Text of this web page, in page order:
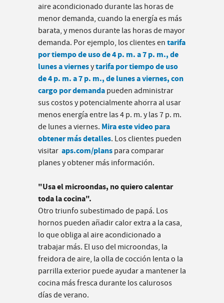
aire acondicionado durante las horas de
menor demanda, cuando la energía es más
barata, y menos durante las horas de mayor
demanda. Por ejemplo, los clientes en tarifa
por tiempo de uso de 4 p. m. a 7 p. m., de
lunes a viernesytarifa por tiempo de uso
de 4 p. m. a 7 p. m., de lunes a viernes, con
cargo por demanda pueden administrar
sus costos y potencialmente ahorra al usar
menos energía entre las 4 p. m. y las 7 p. m.
de lunes a viernes. Mira este video para
obtener más detalles. Los clientes pueden
visitar aps.com/plans para comparar
planes y obtener más información.
"Usa el microondas, no quiero calentar
toda la cocina".
Otro triunfo subestimado de papá. Los
hornos pueden añadir calor extra a la casa,
lo que obliga al aire acondicionado a
trabajar más. El uso del microondas, la
freidora de aire, la olla de cocción lenta o la
parrilla exterior puede ayudar a mantener la
cocina más fresca durante los calurosos
días de verano.